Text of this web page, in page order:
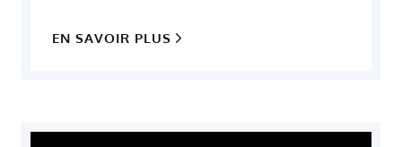
EN SAVOIR PLUS